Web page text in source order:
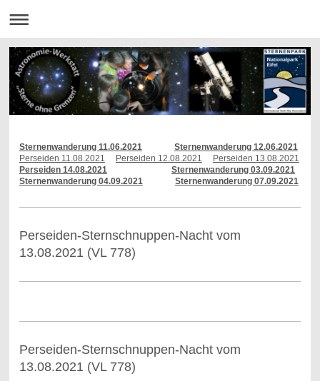
Sternenwanderung 11.06.2021
Sternenwanderung 12.06.2021
Perseiden 11.08.2021
Perseiden 12.08.2021
Perseiden 13.08.2021
Perseiden 14.08.2021
Sternenwanderung 03.09.2021
Sternenwanderung 04.09.2021
Sternenwanderung 07.09.2021
Perseiden-Sternschnuppen-Nacht vom
13.08.2021 (VL 778)
Perseiden-Sternschnuppen-Nacht vom
13.08.2021 (VL 778)